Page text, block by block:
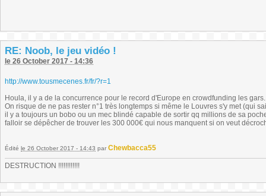
RE: Noob, le jeu vidéo !
le 26 October 2017 - 14:36
http://www.tousmecenes.fr/fr/?r=1
Houla, il y a de la concurrence pour le record d'Europe en crowdfunding les gars.
On risque de ne pas rester n°1 très longtemps si même le Louvres s'y met (qui
il y a toujours un bobo ou un mec blindé capable de sortir qq millions de sa
falloir se dépêcher de trouver les 300 000€ qui nous manquent si on veut
Édité le 26 October 2017 - 14:43 par Chewbacca55
DESTRUCTION !!!!!!!!!!!!